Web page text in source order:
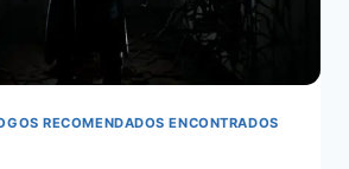
RECOMENDADOS ENCONTRADOS